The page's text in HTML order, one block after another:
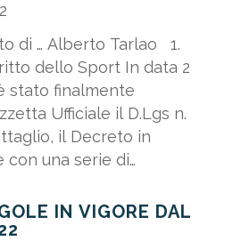
di … Alberto Tarlao 1.
dello Sport In data 2
stato finalmente
Ufficiale il D.Lgs n.
il Decreto in
con una serie di
IN VIGORE DAL